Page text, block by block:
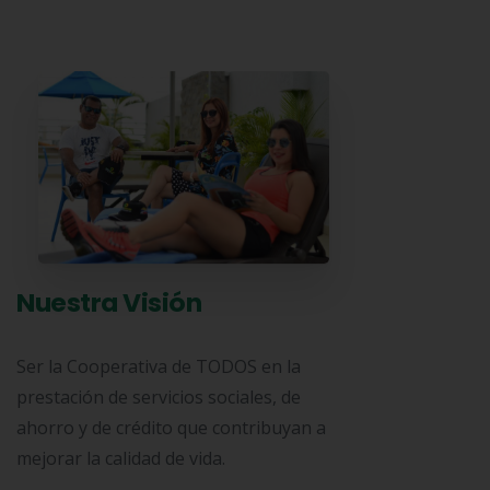
Nuestra Visión
Ser la Cooperativa de TODOS en la
prestación de servicios sociales, de
ahorro y de crédito que contribuyan a
mejorar la calidad de vida.